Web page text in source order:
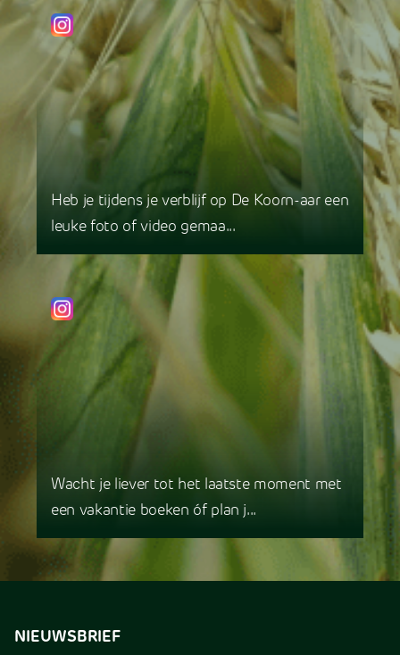
Heb je tijdens je verblijf op De Koorn-aar een
leuke foto of video gemaa...
Wacht je liever tot het laatste moment met
een vakantie boeken óf plan j...
NIEUWSBRIEF